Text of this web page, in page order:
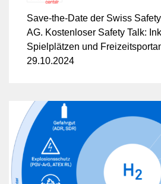
Save-the-Date der Swiss
AG. Kostenloser Safety Talk:
Spielplätzen und
29.10.2024